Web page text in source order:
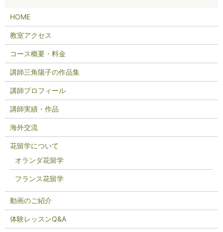
HOME
教室アクセス
コース概要・料金
講師三角陽子の作品集
講師プロフィール
講師実績・作品
海外交流
花留学について
オランダ花留学
フランス花留学
動画のご紹介
体験レッスンQ&A